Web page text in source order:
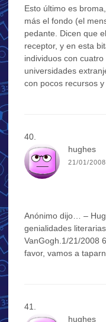
Esto último es
más el fondo (el
pedante. Dicen que
receptor, y en esta
individuos con
universidades
con pocos recursos
hughes
21/01/
Anónimo dijo… –
genialidades
VanGogh.1/21/
favor, vamos a
hughes